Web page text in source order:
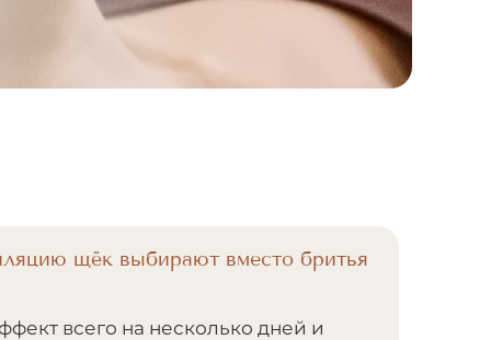
щёк выбирают вместо бритья
всего на несколько дней и